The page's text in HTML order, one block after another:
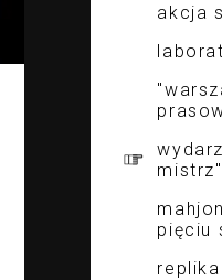
akcja
mistrz"
pięciu